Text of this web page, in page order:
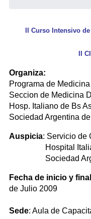
II Curso Intensivo
II
Organiza:
Programa de
Seccion de Medicina
Hosp. Italiano de Bs
Sociedad Argentina
Auspicia: Servicio de
Hospital Italiano
Sociedad
Fecha de inicio y
de Julio 2009
Sede: Aula de